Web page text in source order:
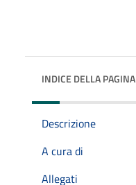
INDICE DELLA PAGINA
Descrizione
A cura di
Allegati